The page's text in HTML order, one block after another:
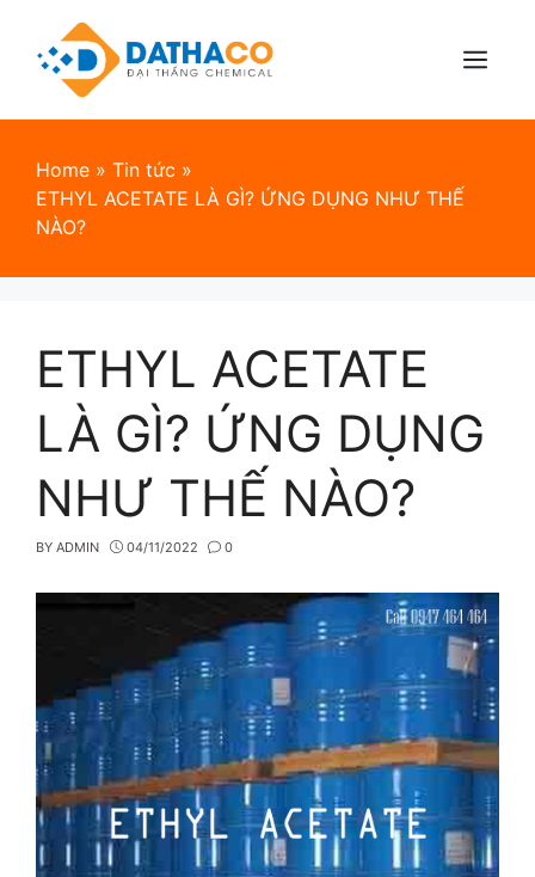
content
Menu
Home » Tin tức »
ETHYL ACETATE LÀ GÌ? ỨNG DỤNG NHƯ THẾ
NÀO?
ETHYL ACETATE
LÀ GÌ? ỨNG DỤNG
NHƯ THẾ NÀO?
BY ADMIN 04/11/2022 0